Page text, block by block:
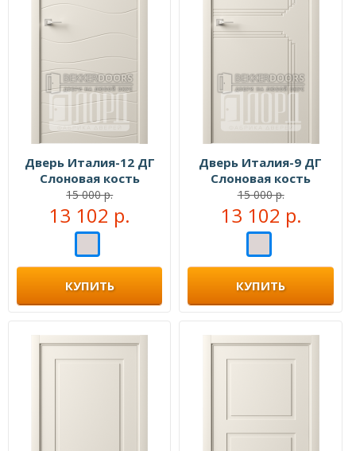
Дверь Италия-12 ДГ
Слоновая кость
15 000 р.
13 102 р.
КУПИТЬ
Дверь Италия-9 ДГ
Слоновая кость
15 000 р.
13 102 р.
КУПИТЬ